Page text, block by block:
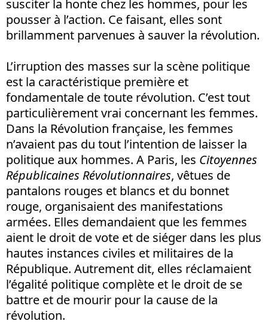
susciter la honte chez les hommes, pour les
pousser à l’action. Ce faisant, elles sont
brillamment parvenues à sauver la révolution.
L’irruption des masses sur la scène politique
est la caractéristique première et
fondamentale de toute révolution. C’est tout
particulièrement vrai concernant les femmes.
Dans la Révolution française, les femmes
n’avaient pas du tout l’intention de laisser la
politique aux hommes. A Paris, les Citoyennes
Républicaines Révolutionnaires, vêtues de
pantalons rouges et blancs et du bonnet
rouge, organisaient des manifestations
armées. Elles demandaient que les femmes
aient le droit de vote et de siéger dans les plus
hautes instances civiles et militaires de la
République. Autrement dit, elles réclamaient
l’égalité politique complète et le droit de se
battre et de mourir pour la cause de la
révolution.